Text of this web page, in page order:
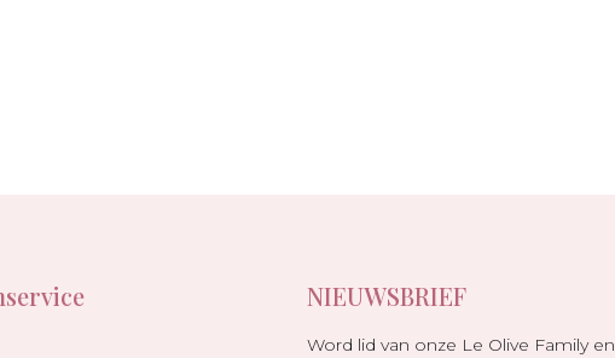
NIEUWSBRIEF
Word lid van onze Le Olive Family en